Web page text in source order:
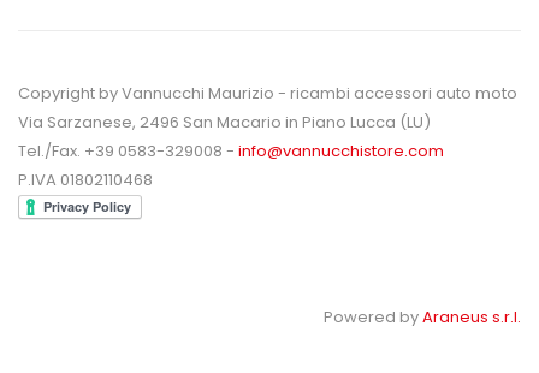
Copyright by Vannucchi Maurizio - ricambi accessori auto moto
Via Sarzanese, 2496 San Macario in Piano Lucca (LU)
Tel./Fax. +39 0583-329008 - info@vannucchistore.com
P.IVA 01802110468
Powered byAraneus s.r.l.